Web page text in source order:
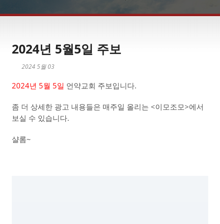
2024년 5월5일 주보
2024 5월 03
2024년 5월 5일 언약교회 주보입니다.
좀 더 상세한 광고 내용들은 매주일 올리는 <이모조모>에서
보실 수 있습니다.
샬롬~